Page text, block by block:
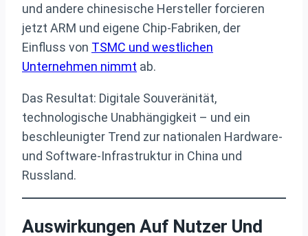
und andere chinesische Hersteller forcieren
jetzt ARM und eigene Chip-Fabriken, der
Einfluss von TSMC und westlichen
Unternehmen nimmt ab.
Das Resultat: Digitale Souveränität,
technologische Unabhängigkeit – und ein
beschleunigter Trend zur nationalen Hardware-
und Software-Infrastruktur in China und
Russland.
Auswirkungen Auf Nutzer Und